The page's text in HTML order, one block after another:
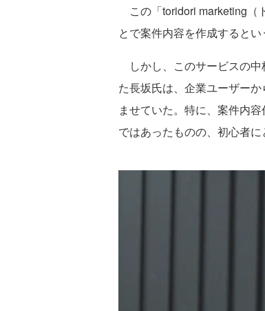
この「toridori marketing（
とで案件内容を作成すると
しかし、このサービスの中
た長坂氏は、企業ユーザー
ませていた。特に、案件内
ではあったものの、初心者